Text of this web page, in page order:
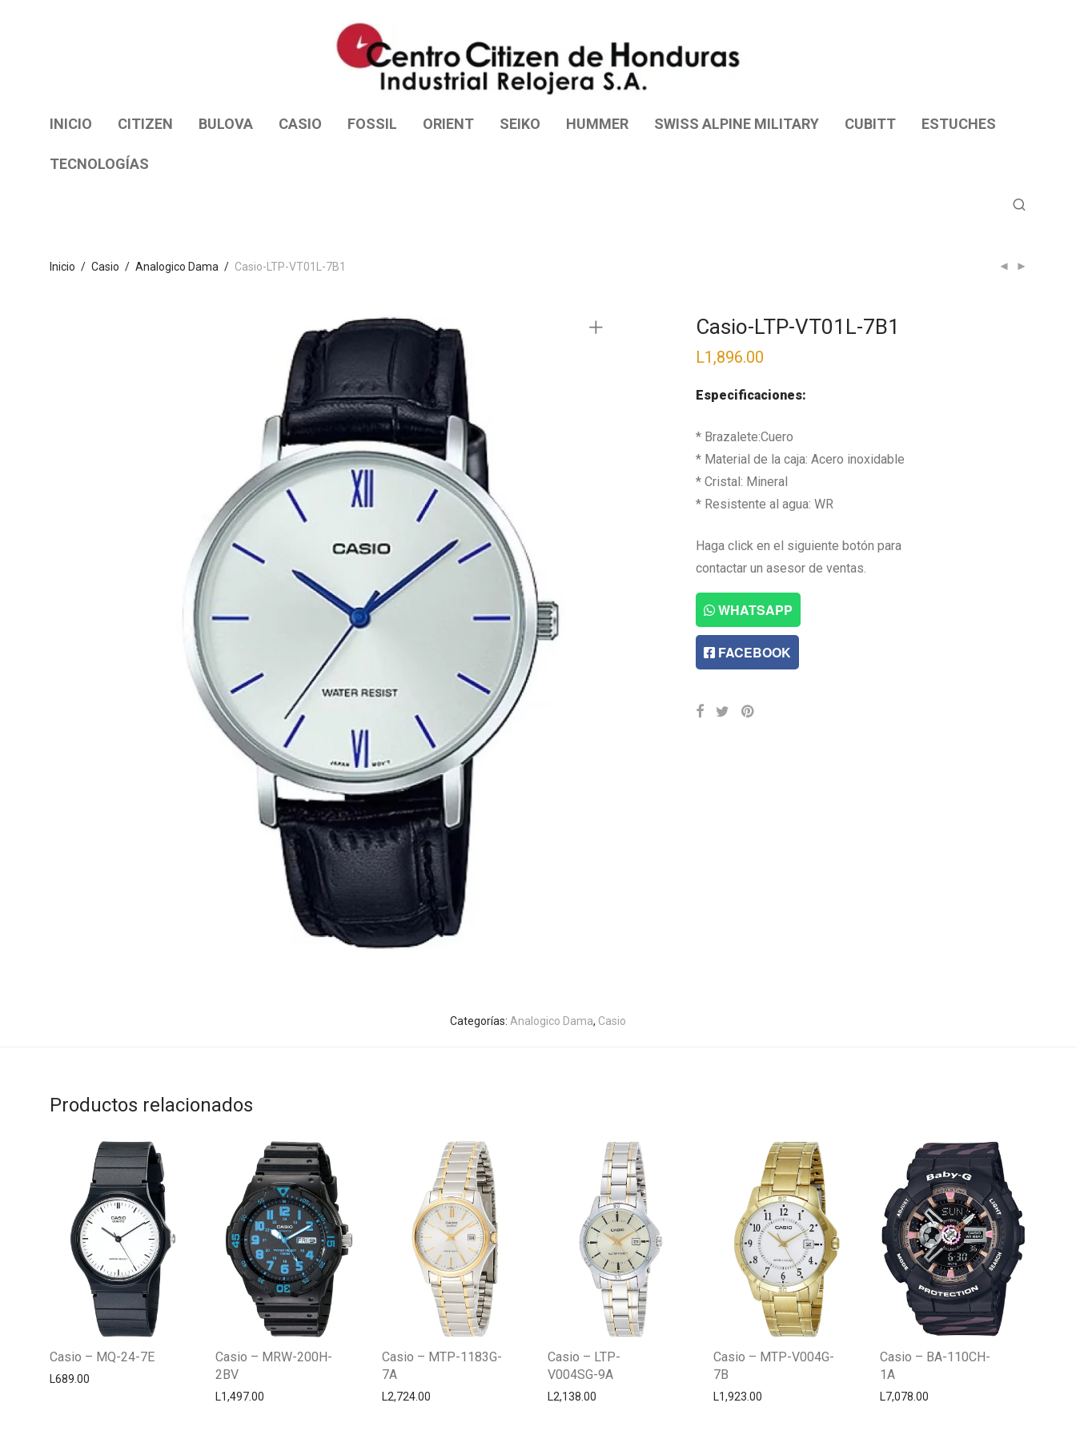
INICIO CITIZEN BULOVA CASIO FOSSIL ORIENT SEIKO HUMMER SWISS ALPINE MILITARY CUBITT ESTUCHES
TECNOLOGÍAS
Inicio / Casio / Analogico Dama / Casio-LTP-VT01L-7B1
Casio-LTP-VT01L-7B1
L1,896.00
Especificaciones:
* Brazalete:Cuero
* Material de la caja: Acero inoxidable
* Cristal: Mineral
* Resistente al agua: WR
Haga click en el siguiente botón para
contactar un asesor de ventas.
WHATSAPP
FACEBOOK
Categorías: Analogico Dama, Casio
Productos relacionados
Casio – MQ-24-7E
L689.00
Casio – MRW-200H-
2BV
L1,497.00
Casio – MTP-1183G-
7A
L2,724.00
Casio – LTP-
V004SG-9A
L2,138.00
Casio – MTP-V004G-
7B
L1,923.00
Casio – BA-110CH-
1A
L7,078.00
Centro Citizen
Typically replies within a day